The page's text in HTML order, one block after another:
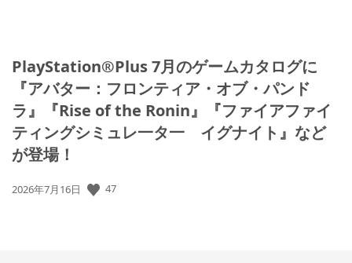
PlayStation®Plus 7月のゲームカタログに
『アバター：フロンティア・オブ・パンド
ラ』『Rise of the Ronin』『ファイアファイ
ティングシミュレ一タ一 イグナイト』など
が登場！
公
2026年7月16日 47